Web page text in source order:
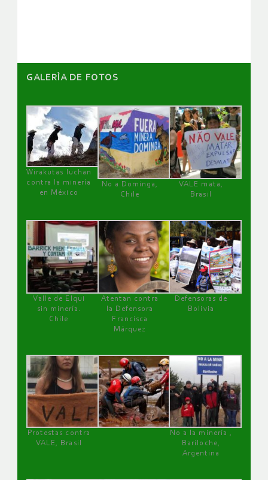
GALERÌA DE FOTOS
Wirakutas luchan
contra la minería
en México
No a Dominga,
Chile
VALE mata,
Brasil
Valle de Elqui
sin minería.
Chile
Atentan contra
la Defensora
Francisca
Márquez
Defensoras de
Bolivia
Protestas contra
VALE, Brasil
No a la minería ,
Bariloche,
Argentina